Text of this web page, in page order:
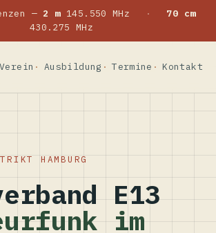
— 2 m145.550 MHz ·
70 cm
430.275 MHz
Verein Ausbildung Termine Kontakt
HAMBURG
E13
im